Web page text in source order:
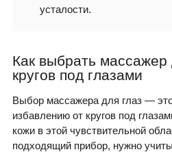
усталости.
Как выбрать массажер
кругов под глазами
Выбор массажера для глаз —
избавлению от кругов под
кожи в этой чувствительной
подходящий прибор, нужно